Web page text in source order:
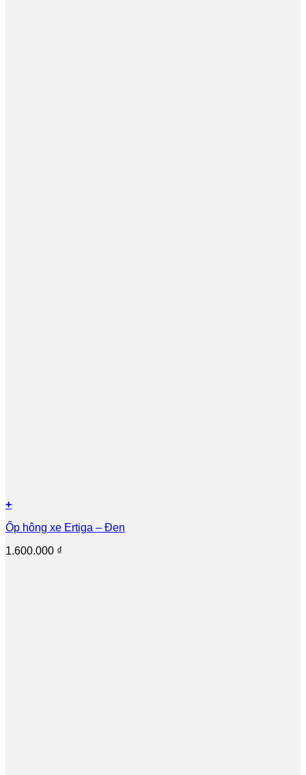
+
Ốp hông xe Ertiga – Đen
1.600.000 ₫